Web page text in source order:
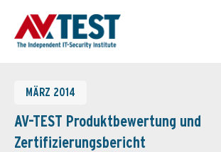
MÄRZ 2014
AV-TEST Produktbewertung und
Zertifizierungsbericht